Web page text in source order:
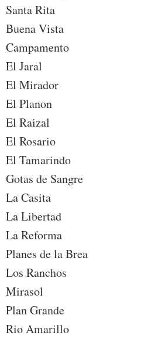
Santa Rita
Buena Vista
Campamento
El Jaral
El Mirador
El Planon
El Raizal
El Rosario
El Tamarindo
Gotas de Sangre
La Casita
La Libertad
La Reforma
Planes de la Brea
Los Ranchos
Mirasol
Plan Grande
Rio Amarillo